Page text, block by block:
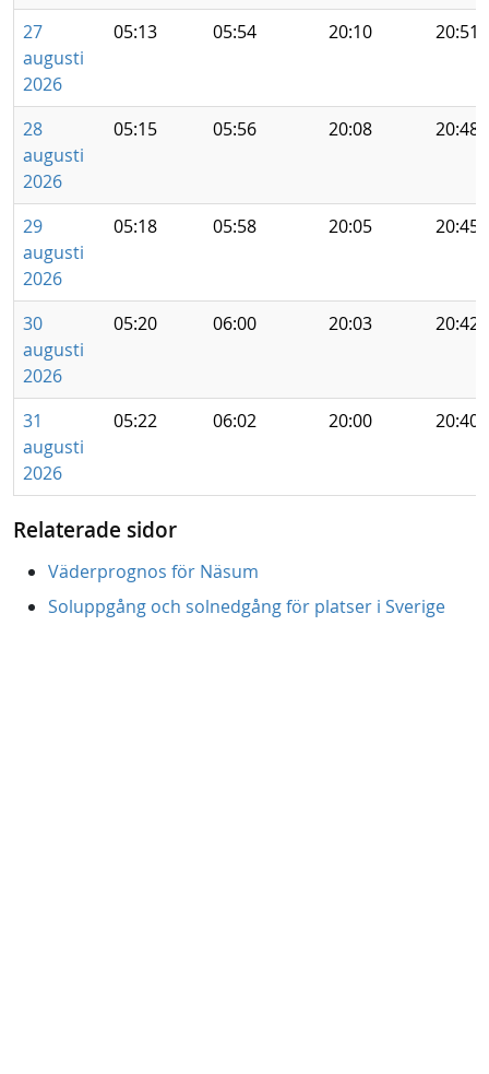
27
augusti
2026
05:13 05:54 20:10 20:51
28
augusti
2026
05:15 05:56 20:08 20:48
29
augusti
2026
05:18 05:58 20:05 20:45
30
augusti
2026
05:20 06:00 20:03 20:42
31
augusti
2026
05:22 06:02 20:00 20:40
Relaterade sidor
Väderprognos för Näsum
Soluppgång och solnedgång för platser i Sverige